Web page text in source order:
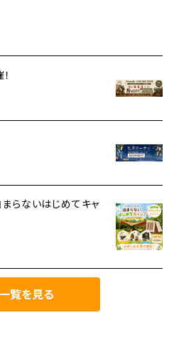
らないはじめてキャ
覧を見る